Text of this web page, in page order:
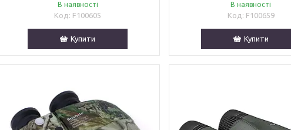
В наявності
F100605
Купити
В наявності
F100659
Купити